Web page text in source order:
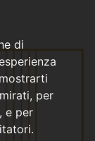
di
per
e per